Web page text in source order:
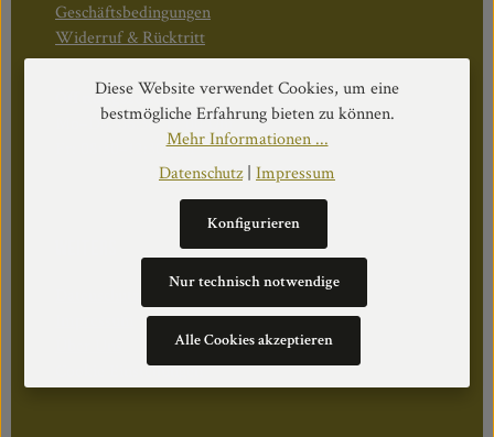
Geschäftsbedingungen
Widerruf & Rücktritt
Öffnungszeiten:
Mo–Do: 08:30–17:00 Uhr
Fr: 08:30–12:30 Uhr
Cookie Einstellungen
Diese Website verwendet Cookies, um eine
bestmögliche Erfahrung bieten zu können.
Mehr Informationen ...
Datenschutz| Impressum
Nur technisch notwendige
Konfigurieren
Alle Cookies akzeptieren